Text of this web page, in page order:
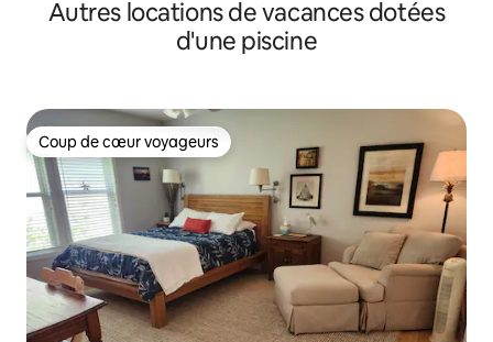
SPTAutres locations de vacances dotées
d'une piscine
Coup de cœur voyageurs
Coup de cœur voyageurs